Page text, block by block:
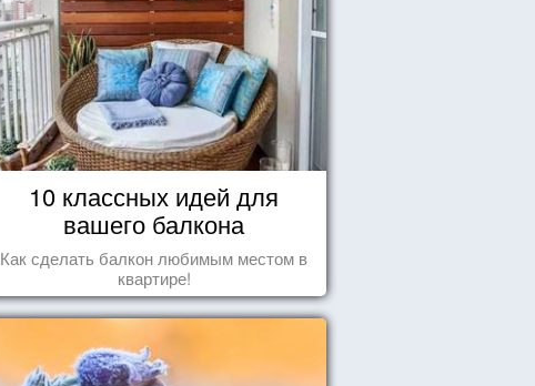
10 классных идей для
вашего балкона
Как сделать балкон любимым местом в
квартире!